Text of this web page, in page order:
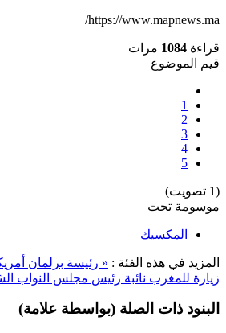
https://www.mapnews.ma/
قراءة 1084 مرات
قيم الموضوع
1
2
3
4
5
(1 تصويت)
موسومة تحت
المكسيك
المزيد في هذه الفئة : « رئيسة برلمان
زيارة للمغرب نائبة رئيس مجلس النواب
البنود ذات الصلة (بواسطة علامة)